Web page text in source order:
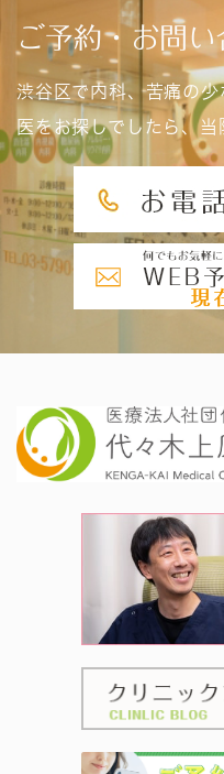
ご予約・お問
渋谷区で内科、苦痛の
医をお探しでしたら、当